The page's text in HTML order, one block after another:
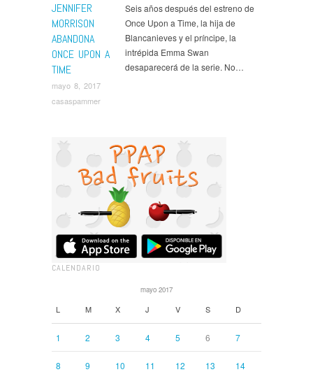
JENNIFER
MORRISON
ABANDONA
ONCE UPON A
TIME
mayo 8, 2017
casaspammer
Seis años después del estreno de
Once Upon a Time, la hija de
Blancanieves y el príncipe, la
intrépida Emma Swan
desaparecerá de la serie. No…
CALENDARIO
mayo 2017
L M X J V S D
1 2 3 4 5 6 7
8 9 10 11 12 13 14